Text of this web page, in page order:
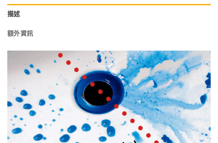
描述
額外資訊